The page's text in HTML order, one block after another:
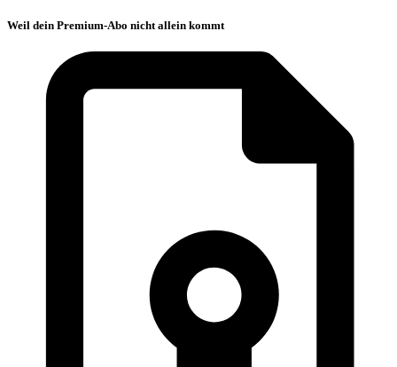
Weil dein Premium-Abo nicht allein kommt